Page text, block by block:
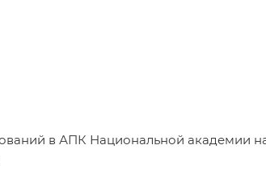
в АПК Национальной академии